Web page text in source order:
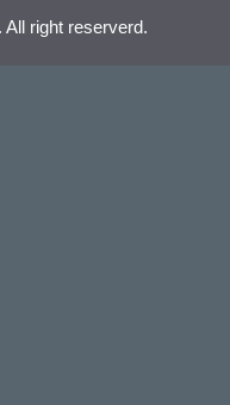
right reserverd.